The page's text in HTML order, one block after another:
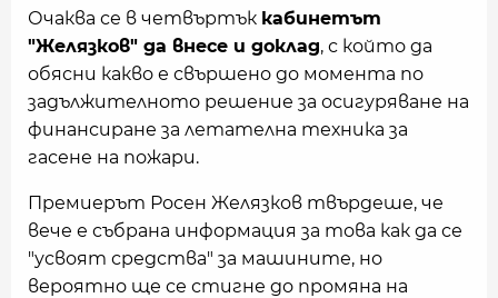
Очаква се в четвъртък кабинетът
"Желязков" да внесе и доклад, с който да
обясни какво е свършено до момента по
задължителното решение за осигуряване на
финансиране за летателна техника за
гасене на пожари.
Премиерът Росен Желязков твърдеше, че
вече е събрана информация за това как да се
"усвоят средства" за машините, но
вероятно ще се стигне до промяна на